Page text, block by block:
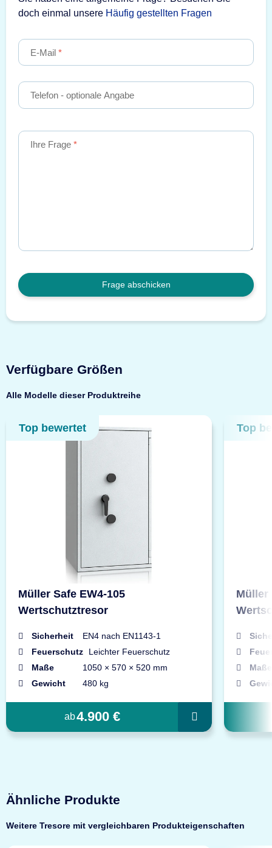
doch einmal unsere Häufig gestellten Fragen
E-Mail
Telefon - optionale Angabe
Ihre Frage
Frage abschicken
Verfügbare Größen
Alle Modelle dieser Produktreihe
Top bewertet
Müller Safe EW4-105
Wertschutztresor
Sicherheit
EN4 nach EN1143-1
Feuerschutz
Leichter Feuerschutz
Maße
1050 × 570 × 520 mm
Gewicht
480 kg
ab4.900 €
Top
Müller
Maße
Ähnliche Produkte
Weitere Tresore mit vergleichbaren Produkteigenschaften